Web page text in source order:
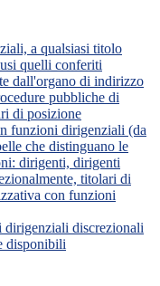
a qualsiasi titolo
quelli conferiti
dall'organo di indirizzo
pubbliche di
di posizione
funzioni dirigenziali (da
che distinguano le
dirigenti, dirigenti
titolari di
con funzioni
dirigenziali discrezionali
disponibili